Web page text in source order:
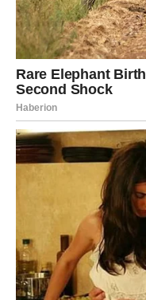
Nevidljiva
kancelariju
Ako nemate mogućnost
poboljšati cirkulaciju:
Stegnite i opustite
Nogama simulirajte
Opuštanje